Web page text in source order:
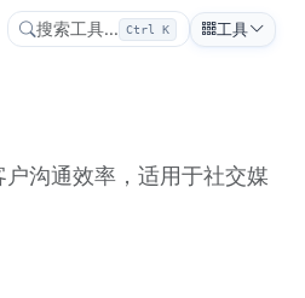
搜索工具... Ctrl K 工具
沟通效率，适用于社交媒